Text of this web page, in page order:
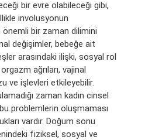
bir evre olabileceği gibi,
involusyonun
önemli bir zaman dilimini
değişimler, bebeğe ait
arasındaki ilişki, sosyal rol
ağrıları, vajinal
ve işlevleri etkileyebilir.
zaman kadın cinsel
problemlerin oluşmaması
vardır. Doğum sonu
fiziksel, sosyal ve